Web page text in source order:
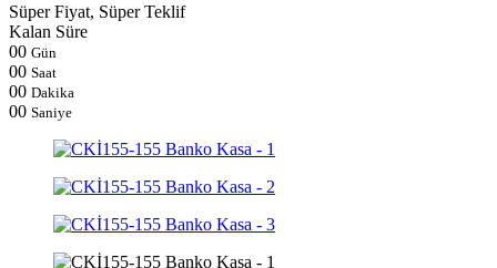
Süper Fiyat, Süper Teklif
Kalan Süre
00 Gün
00 Saat
00 Dakika
00 Saniye